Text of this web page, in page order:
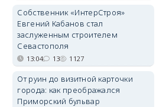
Собственник «ИнтерСтроя»
Евгений Кабанов стал
заслуженным строителем
Севастополя
13:04 13 1127
От руин до визитной карточки
города: как преображался
Приморский бульвар